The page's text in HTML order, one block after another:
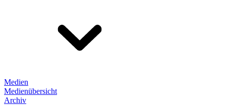
Medien
Medienübersicht
Archiv